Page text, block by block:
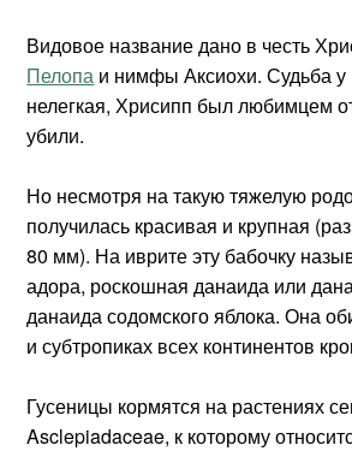
Видовое название дано в честь
Пелопа и нимфы Аксиохи. Судьба
нелегкая, Хрисипп был любимцем
убили.
Но несмотря на такую тяжелую
получилась красивая и крупная
80 мм). На иврите эту бабочку
адора, роскошная данаида или
данаида содомского яблока. Она
и субтропиках всех континентов
Гусеницы кормятся на растениях
Asclepiadaceae, к которому